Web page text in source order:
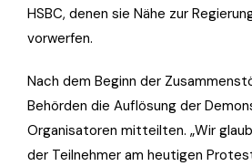
HSBC, denen sie Nähe zur
vorwerfen.
Nach dem Beginn der
Behörden die Auflösung der
Organisatoren mitteilten. „Wir
der Teilnehmer am heutigen